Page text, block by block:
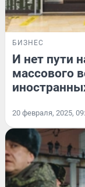
БИЗНЕС
И нет пути
массового
20 февраля, 2025,